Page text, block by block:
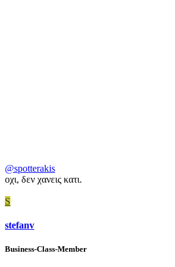
@spotterakis
οχι, δεν χανεις κατι.
S
stefanv
Business-Class-Member